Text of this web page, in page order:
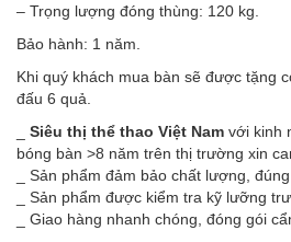
– Trọng lượng đóng thùng: 120 kg.
Bảo hành: 1 năm.
Khi quý khách mua bàn sẽ được tặng
đấu 6 quả.
Siêu thị thể thao Việt Nam với kinh
bóng bàn >8 năm trên thị trường xin
_ Sản phẩm đảm bảo chất lượng,
_ Sản phẩm được kiểm tra kỹ lưỡng
_ Giao hàng nhanh chóng, đóng gói